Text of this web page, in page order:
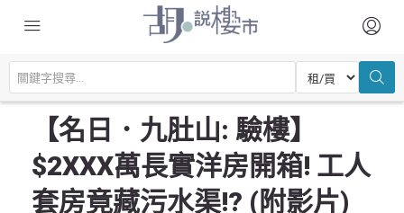
主頁
入屋逐樣捉
【名日．九肚山: 驗樓】$2XXX萬長實洋房開箱! 工人套房竟藏污水渠!? (附
影片)
【名日．九肚山: 驗樓】
$2XXX萬長實洋房開箱! 工人
套房竟藏污水渠!? (附影片)